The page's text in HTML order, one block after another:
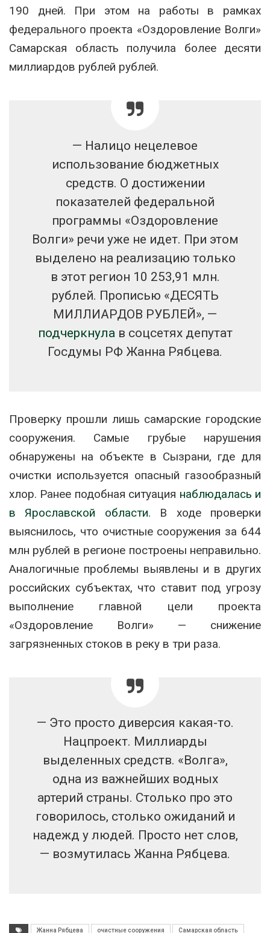
190 дней. При этом на работы в рамках
федерального проекта «Оздоровление Волги»
Самарская область получила более десяти
миллиардов рублей рублей.
— Налицо нецелевое
использование бюджетных
средств. О достижении
показателей федеральной
программы «Оздоровление
Волги» речи уже не идет. При этом
выделено на реализацию только
в этот регион 10 253,91 млн.
рублей. Прописью «ДЕСЯТЬ
МИЛЛИАРДОВ РУБЛЕЙ», —
подчеркнулав соцсетях депутат
Госдумы РФ Жанна Рябцева.
Проверку прошли лишь самарские городские
сооружения. Самые грубые нарушения
обнаружены на объекте в Сызрани, где для
очистки используется опасный газообразный
хлор. Ранее подобная ситуация наблюдалась и
в Ярославской области. В ходе проверки
выяснилось, что очистные сооружения за 644
млн рублей в регионе построены неправильно.
Аналогичные проблемы выявлены и в других
российских субъектах, что ставит под угрозу
выполнение главной цели проекта
«Оздоровление Волги» — снижение
загрязненных стоков в реку в три раза.
— Это просто диверсия какая-то.
Нацпроект. Миллиарды
выделенных средств. «Волга»,
одна из важнейших водных
артерий страны. Столько про это
говорилось, столько ожиданий и
надежд у людей. Просто нет слов,
— возмутилась Жанна Рябцева.
Жанна Рябцева очистные сооружения Самарская область